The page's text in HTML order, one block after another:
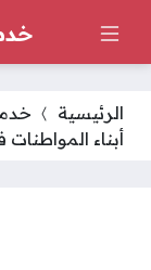
الرئيسية
أبناء المواطنات في